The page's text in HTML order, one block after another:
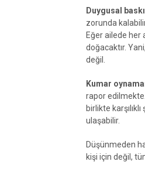
Duygusal
zorunda
Eğer ailede her
doğacaktır.
değil.
Kumar
rapor
birlikte
ulaşabilir.
Düşünmeden
kişi için değil,